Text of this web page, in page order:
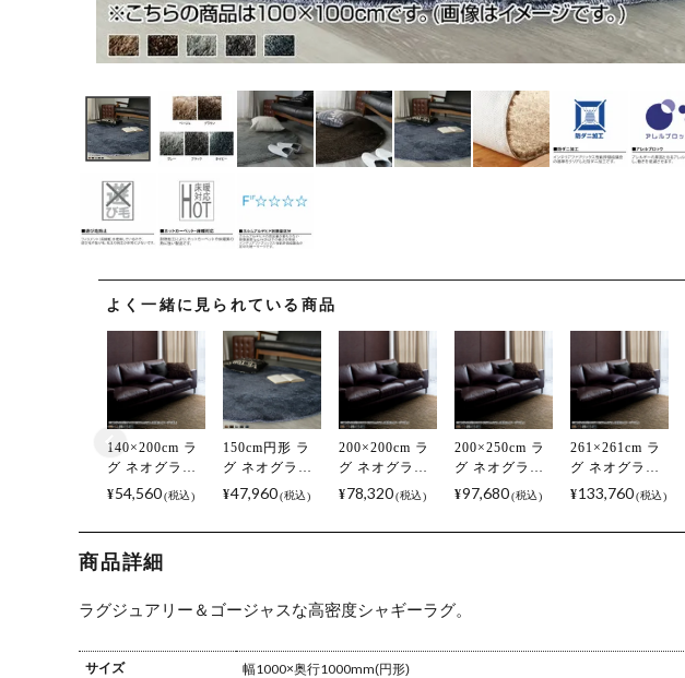
よく一緒に見られている商品
140×200cm ラ
グ ネオグラス
防炎 アレルブ
ロック 完成品
¥54,560 税込
150cm円形 ラ
グ ネオグラス
防炎 アレルブ
ロック 完成品
¥47,960 税込
200×200cm ラ
グ ネオグラス
防炎 アレルブ
ロック 完成品
¥78,320 税込
200×250cm ラ
グ ネオグラス
防炎 アレルブ
ロック 完成品
¥97,680 税込
261×261cm ラ
グ ネオグラス
防炎 アレルブ
ロック 完成品
¥133,760 税込
商品詳細
ラグジュアリー＆ゴージャスな高密度シャギーラグ。
サイズ 幅1000×奥行1000mm(円形)